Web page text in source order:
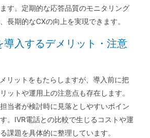
す。定期的な応答品質のモニタリング
長期的なCXの向上を実現できます。
導入するデメリット・注意
リットをもたらしますが、導入前に把
ットや運用上の注意点も存在します。
当者が検討時に見落としやすいポイン
。IVR電話との比較で生じるコストや運
課題を具体的に整理しています。